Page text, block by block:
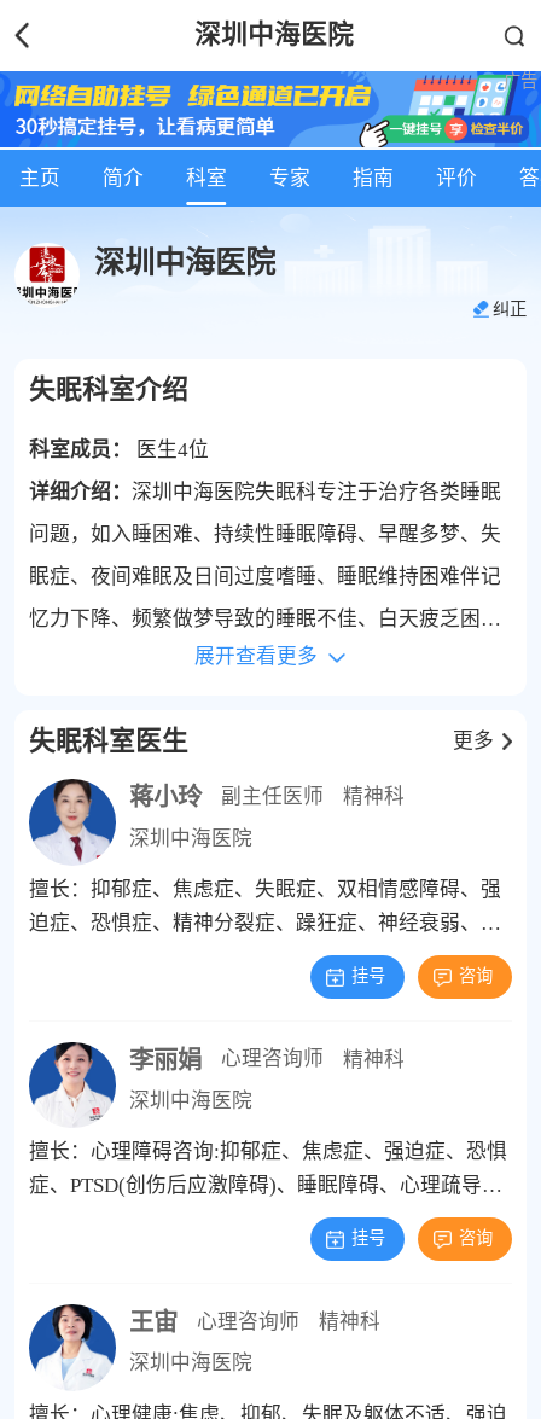
深圳中海医院
主页 简介 科室 专家 指南 评价
深圳中海医院
纠正
失眠科室介绍
科室成员：
医生4位
详细介绍： 深圳中海医院失眠科专注于治疗各类睡眠
问题，如入睡困难、持续性睡眠障碍、早醒多梦、失
眠症、夜间难眠及日间过度嗜睡、睡眠维持困难伴记
忆力下降、频繁做梦导致的睡眠不佳、白天疲乏困
倦、晨起不清醒、由失眠引发的头痛等症状，全面改
展开查看更多
失眠科室医生 更多
蒋小玲 副主任医师
精神科
深圳中海医院
擅长：抑郁症、焦虑症、失眠症、双相情感障碍、强
迫症、恐惧症、精神分裂症、躁狂症、神经衰弱、神
经官能症、躯体化障碍、植物神经紊乱、疑病症、创
伤后应激障碍、儿童多动症、自闭症、心理发育障
认同障碍、青少年情绪与行为等有关精神心理问题。
挂号 咨询
李丽娟 心理咨询师
精神科
深圳中海医院
擅长：心理障碍咨询:抑郁症、焦虑症、强迫症、恐惧
症、PTSD(创伤后应激障碍)、睡眠障碍、心理疏导、
情绪障碍、人际沟通技巧、心里赋能等等 青少年心理
支持:多动症、自闭、感统失调、拖延症、重度依赖、
碍、性格叛逆、性别认同、学业规划、考试焦虑、注
意力缺陷等等 家庭与关系优化:家庭治疗、亲子关系、
夫妻关系、婆媳相处、情感修复人际关系、社交焦
挂号 咨询
王宙 心理咨询师
精神科
深圳中海医院
擅长：心理健康:焦虑、抑郁、失眠及躯体不适、强迫